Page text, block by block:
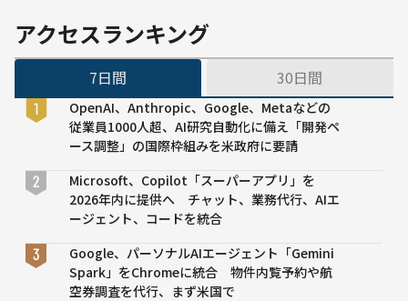
上のAI先端
会・市民団
体が参加
アクセスランキング
7日間 30日間
OpenAI、Anthropic、Google、Metaなどの
従業員1000人超、AI研究自動化に備え「開発ペ
ース調整」の国際枠組みを米政府に要請
Microsoft、Copilot「スーパーアプリ」を
2026年内に提供へ チャット、業務代行、AIエ
ージェント、コードを統合
Google、パーソナルAIエージェント「Gemini
Spark」をChromeに統合 物件内覧予約や航
空券調査を代行、まず米国で